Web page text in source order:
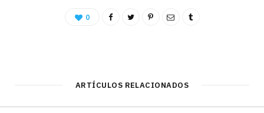
0
ARTÍCULOS RELACIONADOS